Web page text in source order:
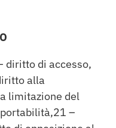
diritto di accesso,
alla
limitazione del
–